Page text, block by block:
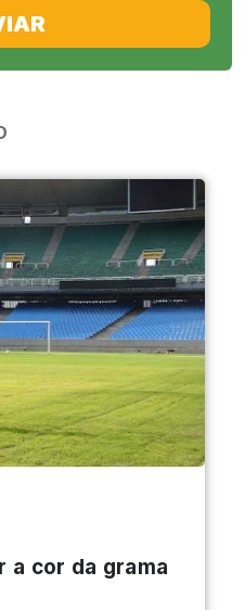
a cor da grama